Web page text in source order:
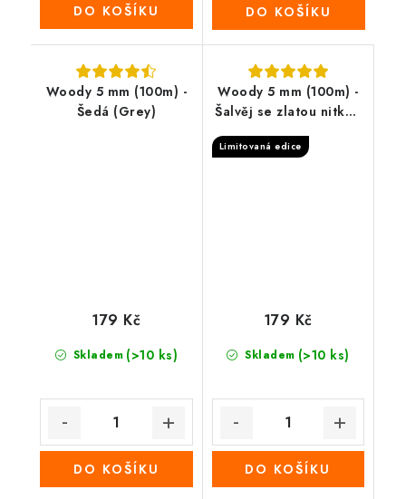
DO KOŠÍKU DO KOŠÍKU
Woody 5 mm (100m) -
Šedá (Grey)
Skladem (>10 ks)
179 Kč
DO KOŠÍKU
Woody 5 mm (100m) -
Šalvěj se zlatou nitkou
Limitovaná edice
Skladem (>10 ks)
179 Kč
DO KOŠÍKU